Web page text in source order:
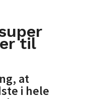
til
at
i hele